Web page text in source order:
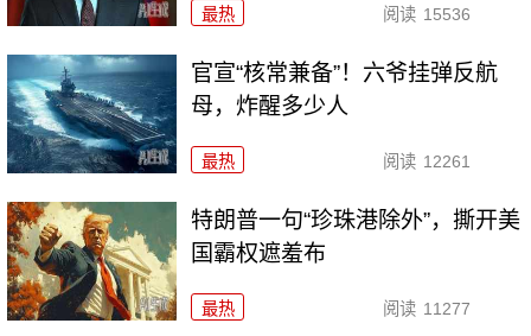
最热 阅读 15536
官宣“核常兼备”！六爷挂弹反航
母，炸醒多少人
最热 阅读 12261
特朗普一句“珍珠港除外”，撕开美
国霸权遮羞布
最热 阅读 11277